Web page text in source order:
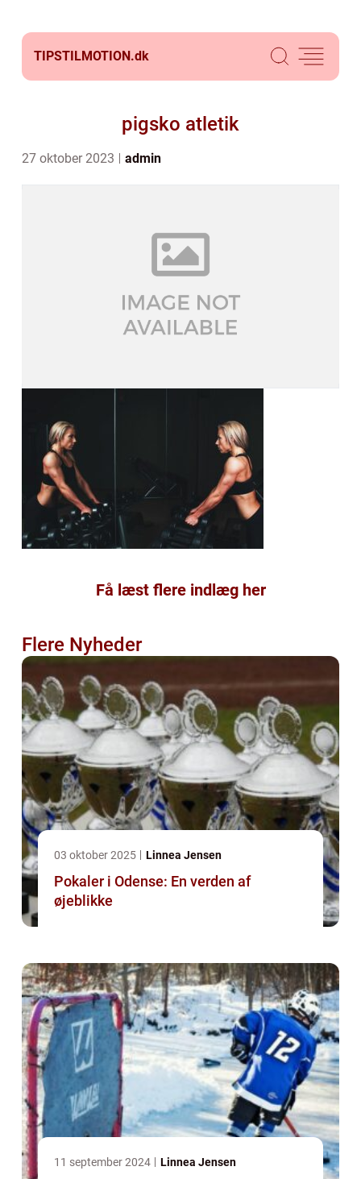
TIPSTILMOTION.dk
pigsko atletik
27 oktober 2023 admin
Få læst flere indlæg her
Flere Nyheder
03 oktober 2025 Linnea Jensen
Pokaler i Odense: En verden af
øjeblikke
11 september 2024 Linnea Jensen